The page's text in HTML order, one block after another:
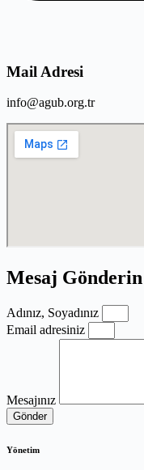
Mail Adresi
info@agub.org.tr
Mesaj Gönderin
Adınız, Soyadınız
Email adresiniz
Mesajınız
Gönder
Yönetim